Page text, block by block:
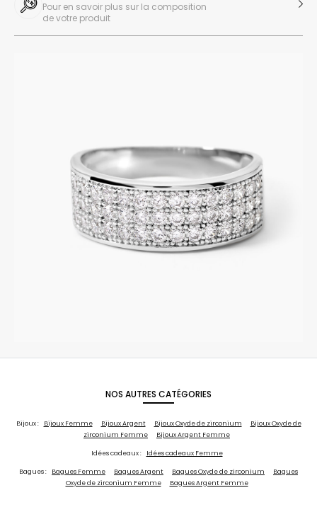
Pour en savoir plus sur la composition
de votre produit
NOS AUTRES CATÉGORIES
Bijoux : Bijoux Femme Bijoux Argent Bijoux Oxyde de zirconium
Bijoux Oxyde de
zirconium Femme
Bijoux Argent Femme
Idées cadeaux : Idées cadeaux Femme
Bagues : Bagues Femme Bagues Argent Bagues Oxyde de zirconium
Bagues
Oxyde de zirconium Femme
Bagues Argent Femme